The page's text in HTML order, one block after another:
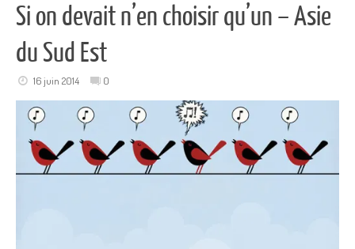
Si on devait n’en choisir qu’un – Asie
du Sud Est
16 juin 2014 0